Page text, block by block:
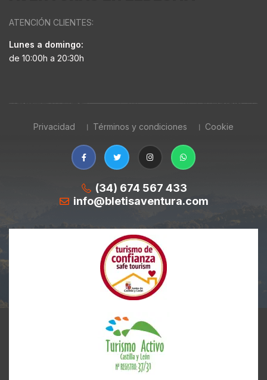
ATENCIÓN CLIENTES:
Lunes a domingo:
de 10:00h a 20:30h
Privacidad Términos y condiciones Cookie
(34) 674 567 433
info@bletisaventura.com